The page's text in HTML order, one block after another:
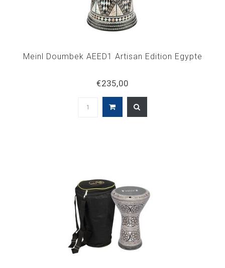
Meinl Doumbek AEED1 Artisan Edition Egypte
€235,00